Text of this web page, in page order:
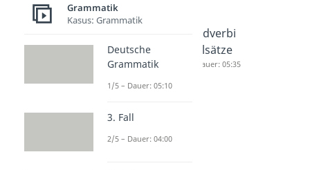
e
Fragen
Dauer: 03:19
tz
Dauer: 03:57
Adverbi
alsätze
Dauer: 05:35
Grammatik
Kasus: Grammatik
Deutsche
Grammatik
1/5 – Dauer: 05:10
3. Fall
2/5 – Dauer: 04:00